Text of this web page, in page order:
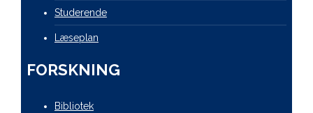
Studerende
Læseplan
FORSKNING
Bibliotek